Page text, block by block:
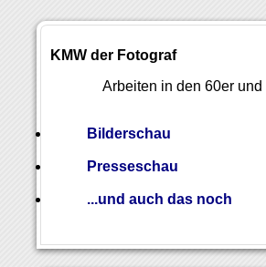
KMW der Fotograf
Arbeiten in den 60er
Bilderschau
Presseschau
...und auch das noch